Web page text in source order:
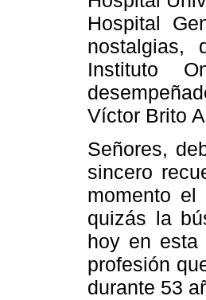
Hospital
nostalgias,
Instituto
Víctor Brito
Señores,
sincero
momento
quizás la
hoy en esta
profesión
durante 53